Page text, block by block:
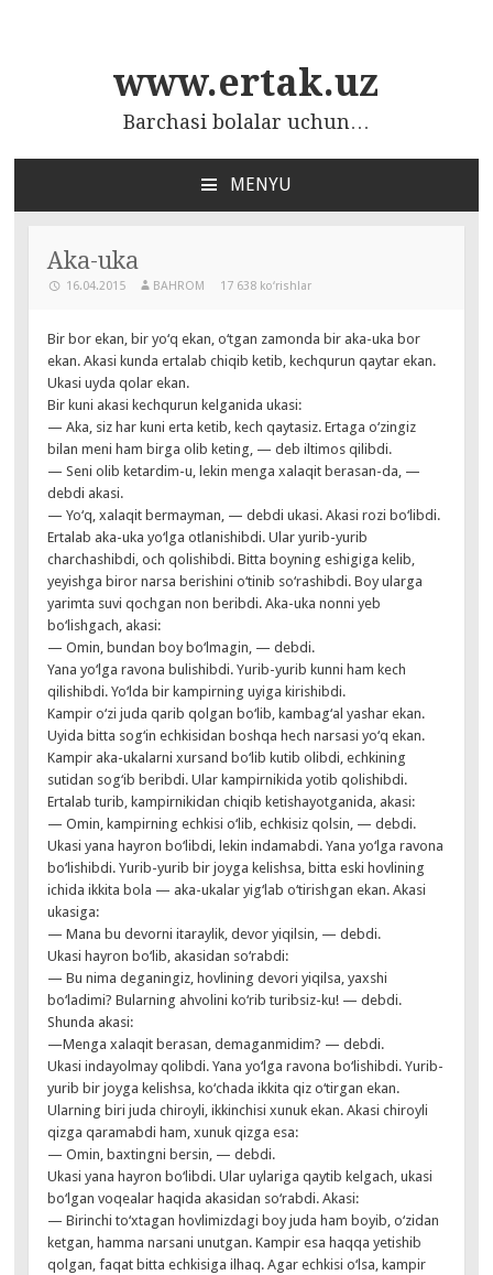
www.ertak.uz
Barchasi bolalar uchun…
MENYU
СОДЕРЖАНИЮ
Aka-uka
16.04.2015 BAHROM 17 638 ko‘rishlar
Bir bor ekan, bir yo‘q ekan, o‘tgan zamonda bir aka-uka bor
ekan. Akasi kunda ertalab chiqib ketib, kechqurun qaytar ekan.
Ukasi uyda qolar ekan.
Bir kuni akasi kechqurun kelganida ukasi:
— Aka, siz har kuni erta ketib, kech qaytasiz. Ertaga o‘zingiz
bilan meni ham birga olib keting, — deb iltimos qilibdi.
— Seni olib ketardim-u, lekin menga xalaqit berasan-da, —
debdi akasi.
— Yo‘q, xalaqit bermayman, — debdi ukasi. Akasi rozi bo‘libdi.
Ertalab aka-uka yo‘lga otlanishibdi. Ular yurib-yurib
charchashibdi, och qolishibdi. Bitta boyning eshigiga kelib,
yeyishga biror narsa berishini o‘tinib so‘rashibdi. Boy ularga
yarimta suvi qochgan non beribdi. Aka-uka nonni yeb
bo‘lishgach, akasi:
— Omin, bundan boy bo‘lmagin, — debdi.
Yana yo‘lga ravona bulishibdi. Yurib-yurib kunni ham kech
qilishibdi. Yo‘lda bir kampirning uyiga kirishibdi.
Kampir o‘zi juda qarib qolgan bo‘lib, kambag‘al yashar ekan.
Uyida bitta sog‘in echkisidan boshqa hech narsasi yo‘q ekan.
Kampir aka-ukalarni xursand bo‘lib kutib olibdi, echkining
sutidan sog‘ib beribdi. Ular kampirnikida yotib qolishibdi.
Ertalab turib, kampirnikidan chiqib ketishayotganida, akasi:
— Omin, kampirning echkisi o‘lib, echkisiz qolsin, — debdi.
Ukasi yana hayron bo‘libdi, lekin indamabdi. Yana yo‘lga ravona
bo‘lishibdi. Yurib-yurib bir joyga kelishsa, bitta eski hovlining
ichida ikkita bola — aka-ukalar yig‘lab o‘tirishgan ekan. Akasi
ukasiga:
— Mana bu devorni itaraylik, devor yiqilsin, — debdi.
Ukasi hayron bo‘lib, akasidan so‘rabdi:
— Bu nima deganingiz, hovlining devori yiqilsa, yaxshi
bo‘ladimi? Bularning ahvolini ko‘rib turibsiz-ku! — debdi.
Shunda akasi:
—Menga xalaqit berasan, demaganmidim? — debdi.
Ukasi indayolmay qolibdi. Yana yo‘lga ravona bo‘lishibdi. Yurib-
yurib bir joyga kelishsa, ko‘chada ikkita qiz o‘tirgan ekan.
Ularning biri juda chiroyli, ikkinchisi xunuk ekan. Akasi chiroyli
qizga qaramabdi ham, xunuk qizga esa:
— Omin, baxtingni bersin, — debdi.
Ukasi yana hayron bo‘libdi. Ular uylariga qaytib kelgach, ukasi
bo‘lgan voqealar haqida akasidan so‘rabdi. Akasi:
— Birinchi to‘xtagan hovlimizdagi boy juda ham boyib, o‘zidan
ketgan, hamma narsani unutgan. Kampir esa haqqa yetishib
qolgan, faqat bitta echkisiga ilhaq. Agar echkisi o‘lsa, kampir